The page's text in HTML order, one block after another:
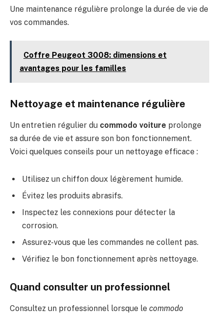
Une maintenance régulière prolonge la durée de vie de
vos commandes.
Coffre Peugeot 3008: dimensions et
avantages pour les familles
Nettoyage et maintenance régulière
Un entretien régulier du commodo voiture prolonge
sa durée de vie et assure son bon fonctionnement.
Voici quelques conseils pour un nettoyage efficace :
Utilisez un chiffon doux légèrement humide.
Évitez les produits abrasifs.
Inspectez les connexions pour détecter la
corrosion.
Assurez-vous que les commandes ne collent pas.
Vérifiez le bon fonctionnement après nettoyage.
Quand consulter un professionnel
Consultez un professionnel lorsque le commodo